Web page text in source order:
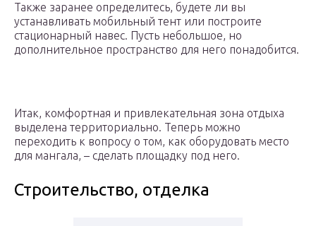
Также заранее определитесь, будете ли вы
устанавливать мобильный тент или построите
стационарный навес. Пусть небольшое, но
дополнительное пространство для него понадобится.
Итак, комфортная и привлекательная зона отдыха
выделена территориально. Теперь можно
переходить к вопросу о том, как оборудовать место
для мангала, – сделать площадку под него.
Строительство, отделка